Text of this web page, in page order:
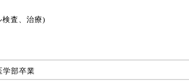
検査、治療)
学部卒業